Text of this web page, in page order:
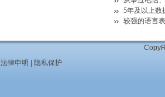
5年及以上
较强的语言
法律申明 隐私保护